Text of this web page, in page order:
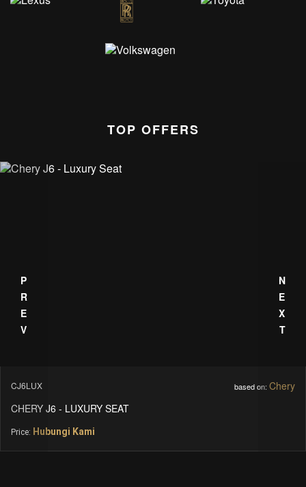
TOP OFFERS
MBSVVIP
Mercedes Benz
MERCEDES BENZ - SPRINTER
Price: Hubungi Kami
PREV NEXT